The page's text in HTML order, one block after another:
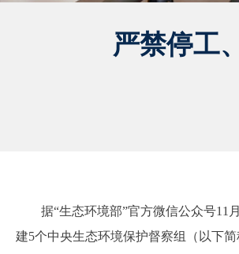
严禁停工
据“生态环境部”官方微信公众号11
建5个中央生态环境保护督察组（以下